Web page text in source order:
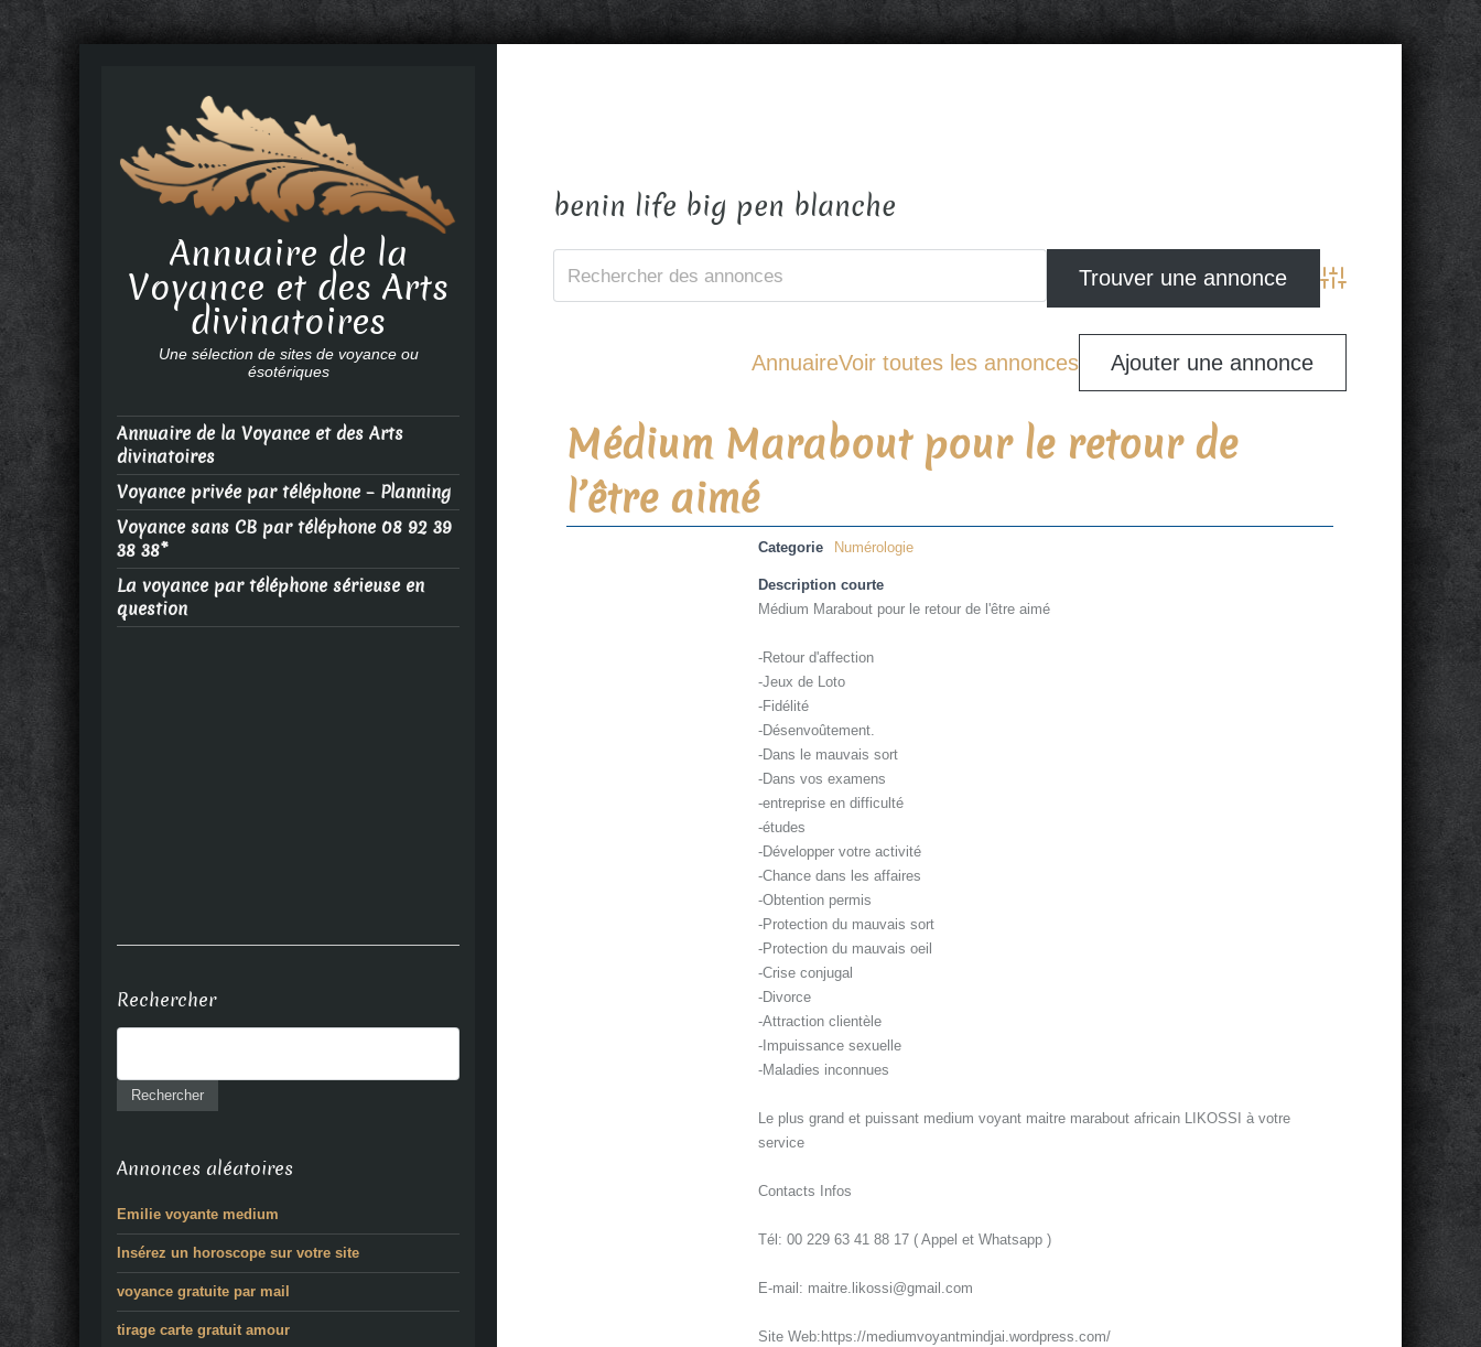
benin life big pen blanche
Advanced Search
AnnuaireVoir toutes les annonces Ajouter une annonce
Médium Marabout pour le retour de
l’être aimé
Categorie Numérologie
Description courte
Médium Marabout pour le retour de l'être aimé
-Retour d'affection
-Jeux de Loto
-Fidélité
-Désenvoûtement.
-Dans le mauvais sort
-Dans vos examens
-entreprise en difficulté
-études
-Développer votre activité
-Chance dans les affaires
-Obtention permis
-Protection du mauvais sort
-Protection du mauvais oeil
-Crise conjugal
-Divorce
-Attraction clientèle
-Impuissance sexuelle
-Maladies inconnues
Le plus grand et puissant medium voyant maitre marabout africain LIKOSSI à votre
service
Contacts Infos
Tél: 00 229 63 41 88 17 ( Appel et Whatsapp )
E-mail: maitre.likossi@gmail.com
Site Web:https://mediumvoyantmindjai.wordpress.com/
Annuaire de la
Voyance et des Arts
divinatoires
Une sélection de sites de voyance ou
ésotériques
Annuaire de la Voyance et des Arts
divinatoires
Voyance privée par téléphone – Planning
Voyance sans CB par téléphone 08 92 39
38 38*
La voyance par téléphone sérieuse en
question
Rechercher
Annonces aléatoires
Emilie voyante medium
Insérez un horoscope sur votre site
voyance gratuite par mail
tirage carte gratuit amour